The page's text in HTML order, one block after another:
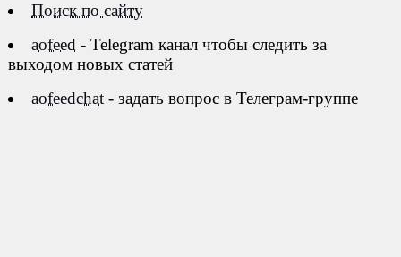
Поиск по сайту
aofeed - Telegram канал чтобы следить за
выходом новых статей
aofeedchat - задать вопрос в Телеграм-группе